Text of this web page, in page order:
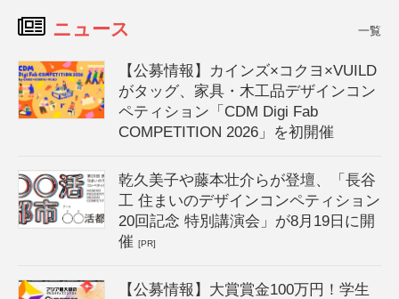
ニュース 一覧
【公募情報】カインズ×コクヨ×VUILD
がタッグ、家具・木工品デザインコン
ペティション「CDM Digi Fab
COMPETITION 2026」を初開催
乾久美子や藤本壮介らが登壇、「長谷
工 住まいのデザインコンペティション
20回記念 特別講演会」が8月19日に開
催[PR]
【公募情報】大賞賞金100万円！学生